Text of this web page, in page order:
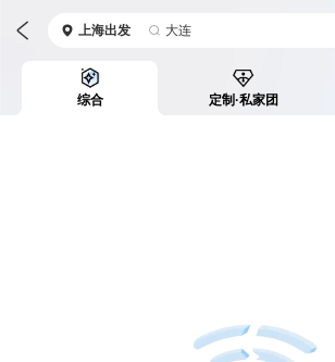
上海出发 大连
综合 定制·私家团